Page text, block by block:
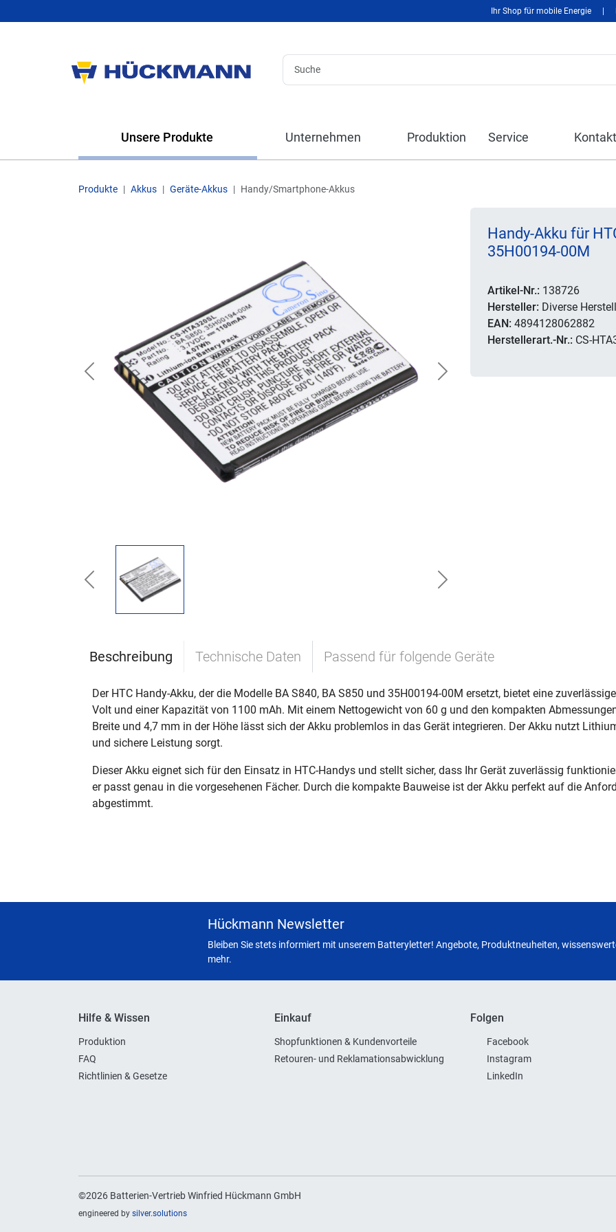
Ihr Shop für mobile Energie
Unsere Produkte Unternehmen Produktion Service Kontakt
Produkte Akkus Geräte-Akkus Handy/Smartphone-Akkus
Previous Next
Previous Next
Handy-Akku für
35H00194-00M
Artikel-Nr.: 138726
Hersteller: Diverse
EAN: 4894128062882
Herstellerart.-Nr.: CS-
Beschreibung Technische Daten Passend für folgende Geräte
Der HTC Handy-Akku, der die Modelle BA S840, BA S850 und 35H00194-00M ersetzt, bietet eine
Volt und einer Kapazität von 1100 mAh. Mit einem Nettogewicht von 60 g und den kompakten
Breite und 4,7 mm in der Höhe lässt sich der Akku problemlos in das Gerät integrieren. Der Akku nutzt
und sichere Leistung sorgt.
Dieser Akku eignet sich für den Einsatz in HTC-Handys und stellt sicher, dass Ihr Gerät zuverlässig
er passt genau in die vorgesehenen Fächer. Durch die kompakte Bauweise ist der Akku perfekt auf die
abgestimmt.
Hückmann Newsletter
Bleiben Sie stets informiert mit unserem Batteryletter! Angebote, Produktneuheiten,
mehr.
Hilfe & Wissen
Produktion
FAQ
Richtlinien & Gesetze
Einkauf
Shopfunktionen & Kundenvorteile
Retouren- und Reklamationsabwicklung
Folgen
Facebook
Instagram
LinkedIn
©2026 Batterien-Vertrieb Winfried Hückmann GmbH
engineered by silver.solutions